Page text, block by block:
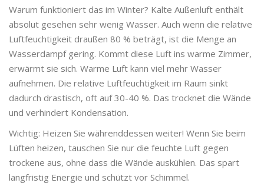
Warum funktioniert das im Winter? Kalte Außenluft enthält
absolut gesehen sehr wenig Wasser. Auch wenn die relative
Luftfeuchtigkeit draußen 80 % beträgt, ist die Menge an
Wasserdampf gering. Kommt diese Luft ins warme Zimmer,
erwärmt sie sich. Warme Luft kann viel mehr Wasser
aufnehmen. Die relative Luftfeuchtigkeit im Raum sinkt
dadurch drastisch, oft auf 30-40 %. Das trocknet die Wände
und verhindert Kondensation.
Wichtig: Heizen Sie währenddessen weiter! Wenn Sie beim
Lüften heizen, tauschen Sie nur die feuchte Luft gegen
trockene aus, ohne dass die Wände auskühlen. Das spart
langfristig Energie und schützt vor Schimmel.